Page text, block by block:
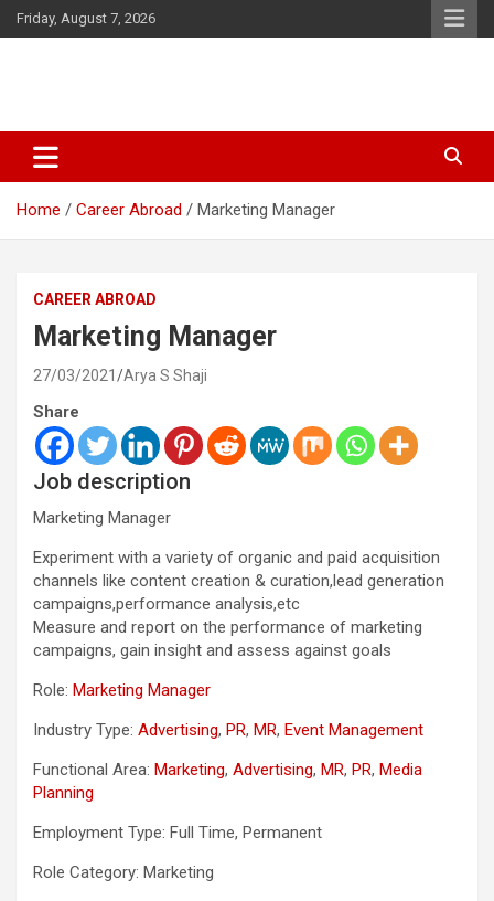
Skip
to
Friday, August 7, 2026
Sarkardaily : Breaking News |
Latest Malayalam News | Latest
English News
India. Politics News Events. Sports News. Movie News. Lifestyle
News.
Home
Career Abroad Marketing Manager
CAREER ABROAD
Marketing Manager
27/03/2021 Arya S Shaji
Share
Job description
Marketing Manager
Experiment with a variety of organic and paid acquisition
channels like content creation & curation,lead generation
campaigns,performance analysis,etc
Measure and report on the performance of marketing
campaigns, gain insight and assess against goals
Role: Marketing Manager
Industry Type: Advertising, PR, MR, Event Management
Functional Area: Marketing, Advertising, MR, PR, Media
Planning
Employment Type: Full Time, Permanent
Role Category: Marketing